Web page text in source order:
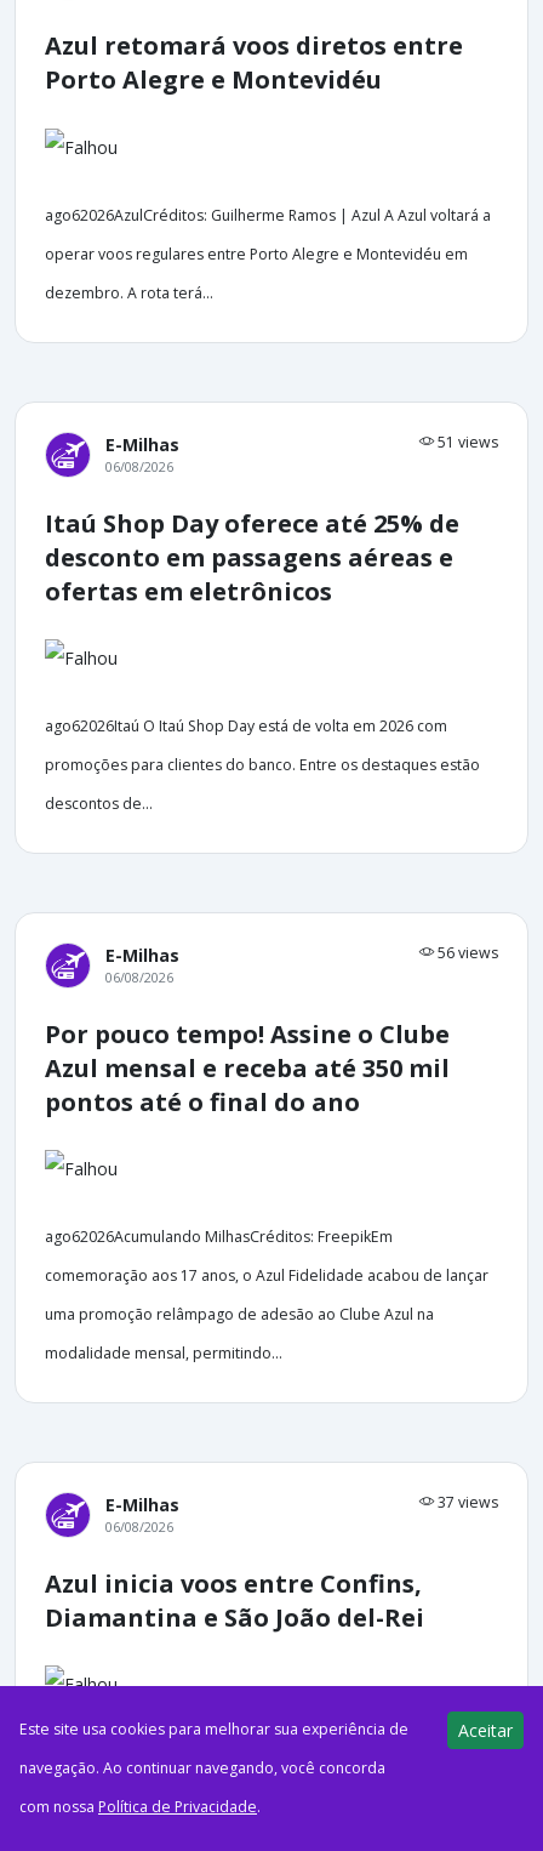
Azul retomará voos diretos entre
Porto Alegre e Montevidéu
ago62026AzulCréditos: Guilherme Ramos | Azul A Azul voltará a
operar voos regulares entre Porto Alegre e Montevidéu em
dezembro. A rota terá...
E-Milhas 51 views
06/08/2026
Itaú Shop Day oferece até 25% de
desconto em passagens aéreas e
ofertas em eletrônicos
ago62026Itaú O Itaú Shop Day está de volta em 2026 com
promoções para clientes do banco. Entre os destaques estão
descontos de...
E-Milhas 56 views
06/08/2026
Por pouco tempo! Assine o Clube
Azul mensal e receba até 350 mil
pontos até o final do ano
ago62026Acumulando MilhasCréditos: FreepikEm
comemoração aos 17 anos, o Azul Fidelidade acabou de lançar
uma promoção relâmpago de adesão ao Clube Azul na
modalidade mensal, permitindo...
E-Milhas 37 views
06/08/2026
Azul inicia voos entre Confins,
Diamantina e São João del-Rei
ago62026AzulFoto Cortesia: Luis Alberto NevesOperadas pela
Este site usa cookies para melhorar sua experiência de
navegação. Ao continuar navegando, você concorda
com nossa Política de Privacidade.
Aceitar